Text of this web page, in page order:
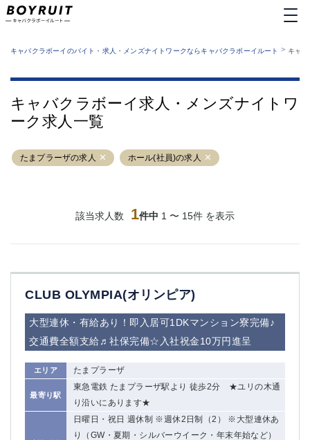
業種から探す
運営者情報
サイトマップ
キャバクラボーイのバイト・求人・メンズナイトワークならキャバクラボーイルート > キャ
キャバクラボーイ求人・メンズナイトワ
ーク求人一覧
たまプラーザの求人 ホール(社員)の求人
該当求人数 1件中 1 〜 15件 を表示
CLUB OLYMPIA(オリンピア)
大型連休・有給あり！即入居可1DKマンション寮完備♪
交通費全額支給♬社保完備☆入社祝金10万円進呈
エリア たまプラーザ
最寄り駅
東急電鉄 たまプラーザ駅より 徒歩2分 ★ユリの木通
り沿いにあります★
日曜日・祝日 週休制 ※週休2日制（2） ※大型連休あ
り（GW・夏期・シルバーウイーク・年末年始など）
六本木
池袋
新橋
渋谷
大和
立川
①六本木 ②西麻布
大山
赤坂
高円寺
蒲田東口
多摩センター
立川（南口）
西葛西
中野
葛西
中目黒
ひばりヶ丘（北口）
学芸大学